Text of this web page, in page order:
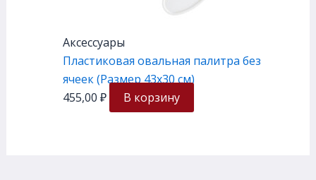
Аксессуары
Пластиковая овальная палитра без
ячеек (Размер 43х30 см)
455,00 ₽ В корзину